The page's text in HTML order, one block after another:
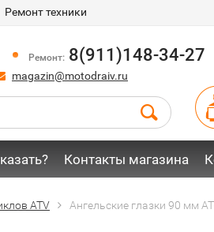
Ремонт техники
Ремонт: 8(911)148-34-27
magazin@motodraiv.ru
Контакты магазина
ATV Ангельские глазки 90 мм